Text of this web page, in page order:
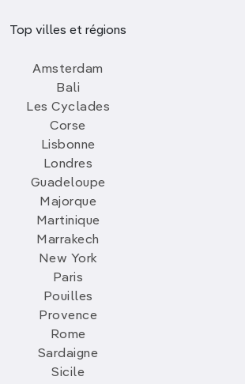
Top villes et régions
Amsterdam
Bali
Les Cyclades
Corse
Lisbonne
Londres
Guadeloupe
Majorque
Martinique
Marrakech
New York
Paris
Pouilles
Provence
Rome
Sardaigne
Sicile